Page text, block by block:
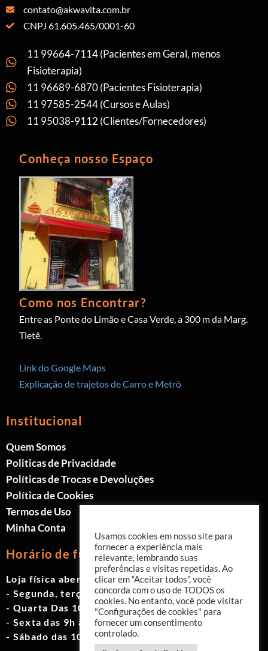
contato@akwavita.com.br
CNPJ 61.605.465/0001-60
11 99664-7114 (Pacientes em Geral, menos
Fisioterapia)
11 96689-6870 (Pacientes Fisioterapia)
11 97585-2544 (Cursos e Aulas)
11 95038-9112 (Clientes/Fornecedores)
Conheça nosso Espaço
Como nos Encontrar?
Entre as Ponte do Limão e Casa Verde, a 300 m da Marg.
Tietê.
Link do Google Maps
Explicação de trajetos de Carro e Metrô
Institucional
Quem Somos
Politicas de Privacidade
Políticas de Trocas e Devoluções
Política de Cookies
Termos de Uso
Minha Conta
Horário de funcionamento
Loja física aberta de Segunda à Sábado.
- Segunda, terça e quinta das 9h às 19h
- Quarta Das 10h às 18h
- Sexta das 9h às 18h
- Sábado das 10h às 17h
Usamos cookies em nosso site para
fornecer a experiência mais
relevante, lembrando suas
preferências e visitas repetidas. Ao
clicar em “Aceitar todos”, você
concorda com o uso de TODOS os
cookies. No entanto, você pode visitar
"Configurações de cookies" para
fornecer um consentimento
controlado.